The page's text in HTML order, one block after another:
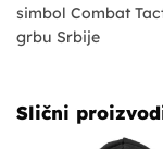
simbol Combat
grbu Srbije
Slični